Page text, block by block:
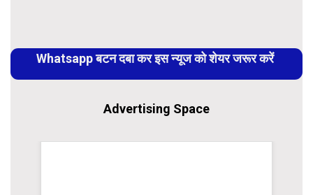
Reading
Whatsapp बटन दबा कर इस न्यूज को शेयर जरूर करें
Advertising Space